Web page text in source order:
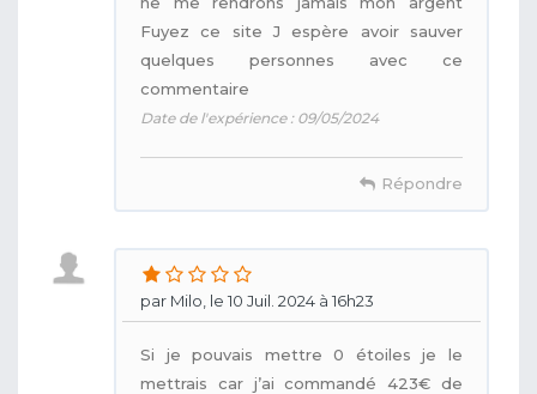
Fuyez ce site J espère avoir sauver
quelques personnes avec ce
commentaire
Date de l'expérience : 09/05/2024
Répondre
par Milo, le 10 Juil. 2024 à 16h23
Si je pouvais mettre 0 étoiles je le
mettrais car j’ai commandé 423€ de